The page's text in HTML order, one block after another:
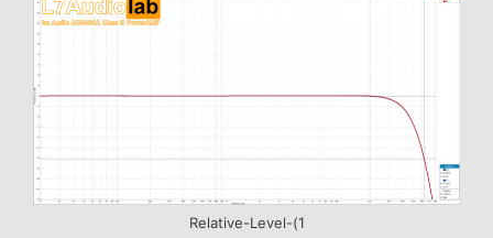
Relative-Level-(1